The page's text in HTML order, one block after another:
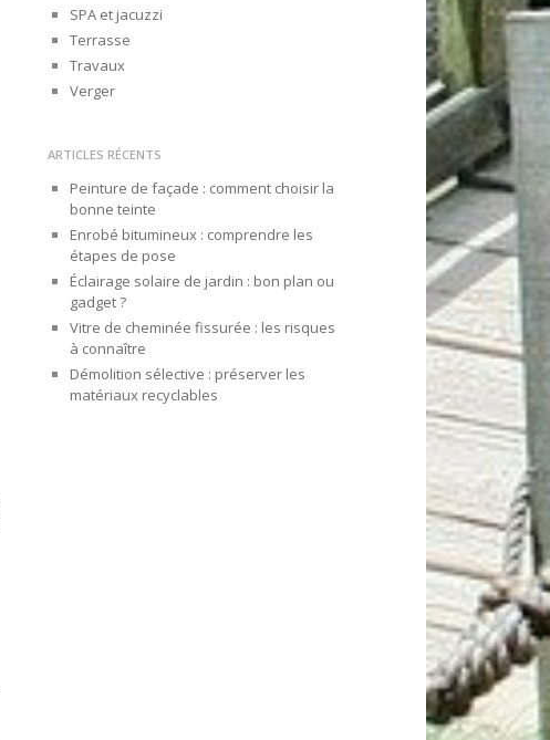
SPA et jacuzzi
Terrasse
Travaux
Verger
ARTICLES RÉCENTS
Peinture de façade : comment choisir la
bonne teinte
Enrobé bitumineux : comprendre les
étapes de pose
Éclairage solaire de jardin : bon plan ou
gadget ?
Vitre de cheminée fissurée : les risques
à connaître
Démolition sélective : préserver les
matériaux recyclables